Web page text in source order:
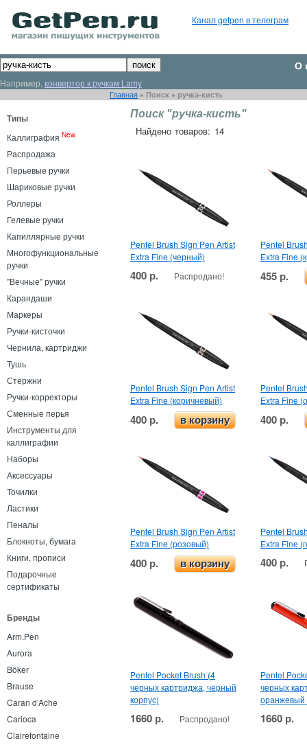
Канал getpen в телеграм
Например, конвертор к ручкам Lamy
О
Главная » Поиск » ручка-кисть
Типы
Каллиграфия New
Распродажа
Перьевые ручки
Шариковые ручки
Роллеры
Гелевые ручки
Капиллярные ручки
Многофункциональные
ручки
"Вечные" ручки
Карандаши
Маркеры
Ручки-кисточки
Чернила, картриджи
Тушь
Стержни
Ручки-корректоры
Сменные перья
Инструменты для
каллиграфии
Наборы
Аксессуары
Точилки
Ластики
Пеналы
Блокноты, бумага
Книги, прописи
Подарочные
сертификаты
Бренды
Arm.Pen
Aurora
Böker
Brause
Caran d’Ache
Carioca
Clairefontaine
Поиск "ручка-кисть"
Найдено товаров: 14
Pentel Brush Sign Pen Artist
Extra Fine (черный)
400 р. Распродано!
Pentel
Extra Fine
455 р.
Pentel Brush Sign Pen Artist
Extra Fine (коричневый)
400 р. в корзину
Pentel
Extra Fine
400 р.
Pentel Brush Sign Pen Artist
Extra Fine (розовый)
400 р. в корзину
Pentel
Extra Fine
400 р.
Pentel Pocket Brush (4
черных картриджа, черный
корпус)
1660 р. Распродано!
Pentel
черных
оранжевый
1660 р.